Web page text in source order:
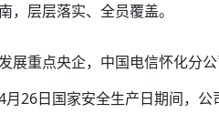
，层层落实、全员覆盖。
展重点央企，中国电信怀化分
月26日国家安全生产日期间，